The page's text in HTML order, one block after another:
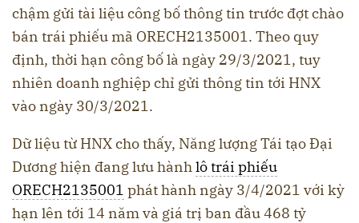
chậm gửi tài liệu công bố thông tin trước đợt chào
bán trái phiếu mã ORECH2135001. Theo quy
định, thời hạn công bố là ngày 29/3/2021, tuy
nhiên doanh nghiệp chỉ gửi thông tin tới HNX
vào ngày 30/3/2021.
Dữ liệu từ HNX cho thấy, Năng lượng Tái tạo Đại
Dương hiện đang lưu hànhlô trái phiếu
ORECH2135001 phát hành ngày 3/4/2021 với kỳ
hạn lên tới 14 năm và giá trị ban đầu 468 tỷ